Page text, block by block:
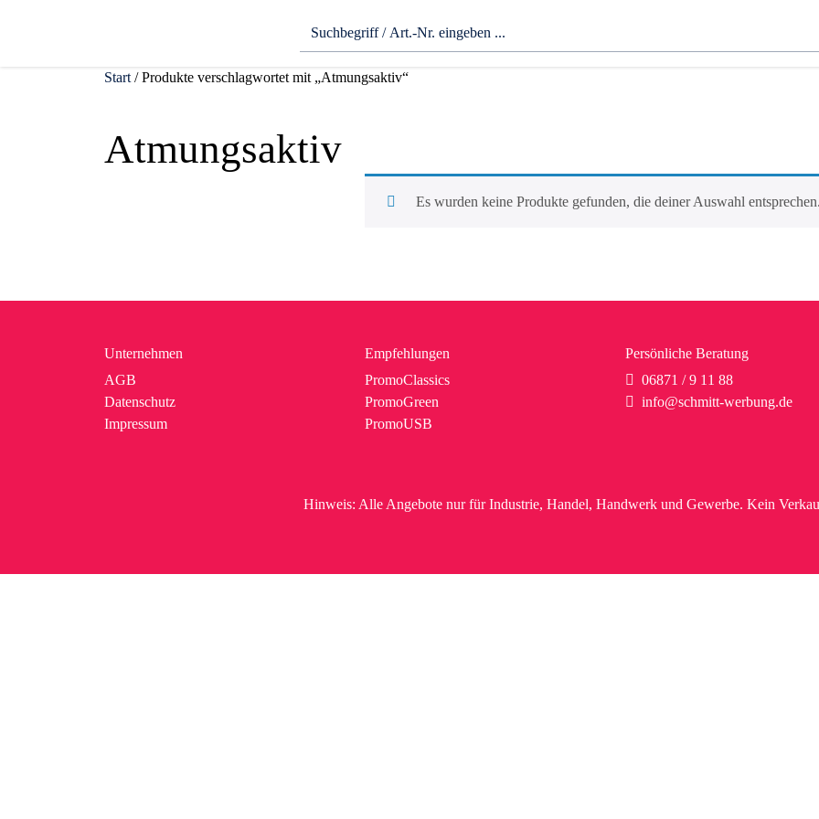
Start / Produkte verschlagwortet mit „Atmungsaktiv“
Atmungsaktiv
Es wurden keine Produkte gefunden, die deiner Auswahl
Unternehmen
AGB
Datenschutz
Impressum
Empfehlungen
PromoClassics
PromoGreen
PromoUSB
Persönliche Beratung
06871 / 9 11 88
info@schmitt-werbung.de
Hinweis: Alle Angebote nur für Industrie, Handel, Handwerk und Gewerbe. Kein